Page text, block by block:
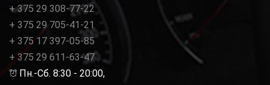
+ 375 29 308-77-22
+ 375 29 705-41-21
+ 375 17 397-05-85
+ 375 29 611-63-47
Пн.-Сб. 8:30 - 20:00,